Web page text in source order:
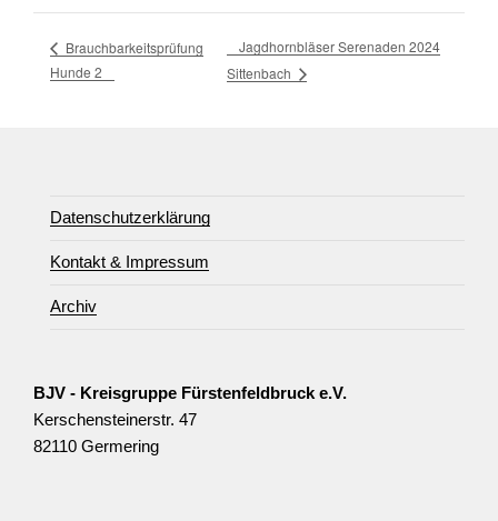
Brauchbarkeitsprüfung
Hunde 2
Jagdhornbläser Serenaden 2024
Sittenbach
Datenschutzerklärung
Kontakt & Impressum
Archiv
BJV - Kreisgruppe Fürstenfeldbruck e.V.
Kerschensteinerstr. 47
82110 Germering